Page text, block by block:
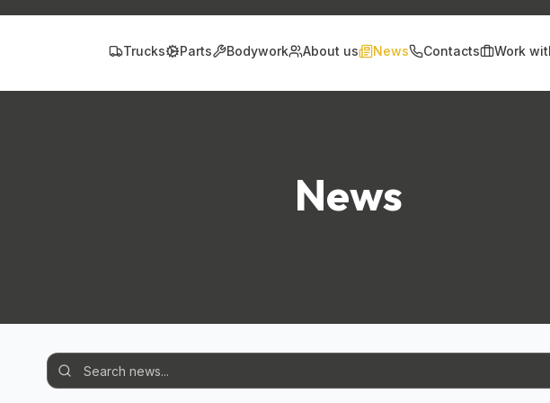
Trucks Parts Bodywork About us News Contacts Work
News